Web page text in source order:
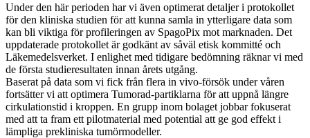
Under den här perioden har vi även optimerat detaljer i protokollet
för den kliniska studien för att kunna samla in ytterligare data som
kan bli viktiga för profileringen av SpagoPix mot marknaden. Det
uppdaterade protokollet är godkänt av såväl etisk kommitté och
Läkemedelsverket. I enlighet med tidigare bedömning räknar vi med
de första studieresultaten innan årets utgång.
Baserat på data som vi fick från flera in vivo-försök under våren
fortsätter vi att optimera Tumorad-partiklarna för att uppnå längre
cirkulationstid i kroppen. En grupp inom bolaget jobbar fokuserat
med att ta fram ett pilotmaterial med potential att ge god effekt i
lämpliga prekliniska tumörmodeller.